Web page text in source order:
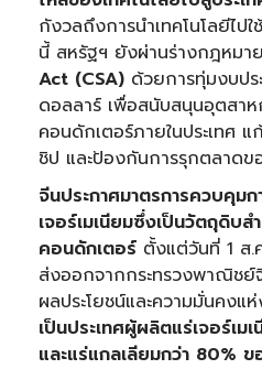
กังวลถึงการนำเทคโนโลยีไป
นี้ สหรัฐฯ ยังผ่านร่างกฎหมาย
Act (CSA) ด้วยการทุ่มงบป
ดอลลาร์ เพื่อสนับสนุนอุตสาห
คอนดักเตอร์ภายในประเทศ
ชิป และป้องกันการรุกตลาดข
จีนประกาศมาตรการควบคุม
เจอร์เมเนียมซึ่งเป็นวัตถุดิบ
คอนดักเตอร์ ตั้งแต่วันที่ 1 ส
ส่งออกจากกระทรวงพาณิช
ผลประโยชน์และความมั่นคงแ
เป็นประเทศผู้ผลิตแร่เจอร์เม
และแร่แกลเลียมกว่า 80% ข